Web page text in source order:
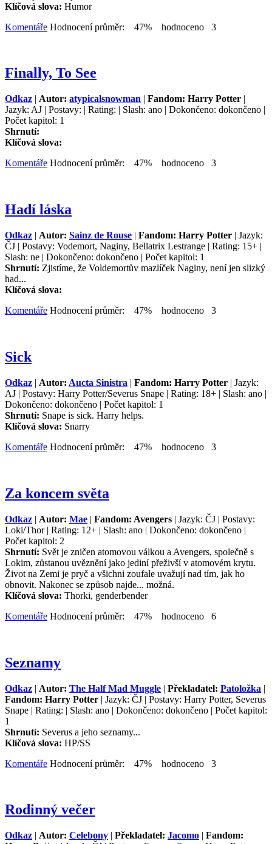
Klíčová slova: Humor
Komentáře Hodnocení průměr: 47% hodnoceno 3
Finally, To See
Odkaz | Autor: atypicalsnowman | Fandom: Harry Potter |
Jazyk: AJ | Postavy: | Rating: | Slash: ano | Dokončeno: dokončeno |
Počet kapitol: 1
Shrnutí:
Klíčová slova:
Komentáře Hodnocení průměr: 47% hodnoceno 3
Hadí láska
Odkaz | Autor: Sainz de Rouse | Fandom: Harry Potter | Jazyk:
ČJ | Postavy: Vodemort, Naginy, Bellatrix Lestrange | Rating: 15+ |
Slash: ne | Dokončeno: dokončeno | Počet kapitol: 1
Shrnutí: Zjistíme, že Voldemortův mazlíček Naginy, není jen slizký
had...
Klíčová slova:
Komentáře Hodnocení průměr: 47% hodnoceno 3
Sick
Odkaz | Autor: Aucta Sinistra | Fandom: Harry Potter | Jazyk:
AJ | Postavy: Harry Potter/Severus Snape | Rating: 18+ | Slash: ano |
Dokončeno: dokončeno | Počet kapitol: 1
Shrnutí: Snape is sick. Harry helps.
Klíčová slova: Snarry
Komentáře Hodnocení průměr: 47% hodnoceno 3
Za koncem světa
Odkaz | Autor: Mae | Fandom: Avengers | Jazyk: ČJ | Postavy:
Loki/Thor | Rating: 12+ | Slash: ano | Dokončeno: dokončeno |
Počet kapitol: 2
Shrnutí: Svět je zničen atomovou válkou a Avengers, společně s
Lokim, zůstanou uvěznění jako jediní přeživší v atomovém krytu.
Život na Zemi je pryč a všichni zoufale uvažují nad tím, jak ho
obnovit. Nakonec se způsob najde... možná.
Klíčová slova: Thorki, genderbender
Komentáře Hodnocení průměr: 47% hodnoceno 6
Seznamy
Odkaz | Autor: The Half Mad Muggle | Překladatel: Patoložka |
Fandom: Harry Potter | Jazyk: ČJ | Postavy: Harry Potter, Severus
Snape | Rating: | Slash: ano | Dokončeno: dokončeno | Počet kapitol:
1
Shrnutí: Severus a jeho seznamy...
Klíčová slova: HP/SS
Komentáře Hodnocení průměr: 47% hodnoceno 3
Rodinný večer
Odkaz | Autor: Celebony | Překladatel: Jacomo | Fandom: